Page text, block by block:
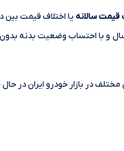
قیمت سالانه یا اختلاف قیمت بین
و با احتساب وضعیت بدنه
در بازه قیمتی 2,090,000,000 تا 2,360,000,000 تومانءءء در مدل های مختلف در بازار خودرو